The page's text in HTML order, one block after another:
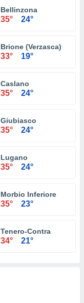
Bellinzona
35° 24°
Brione (Verzasca)
33° 19°
Caslano
35° 24°
Giubiasco
35° 24°
Lugano
35° 24°
Morbio Inferiore
35° 23°
Tenero-Contra
34° 21°